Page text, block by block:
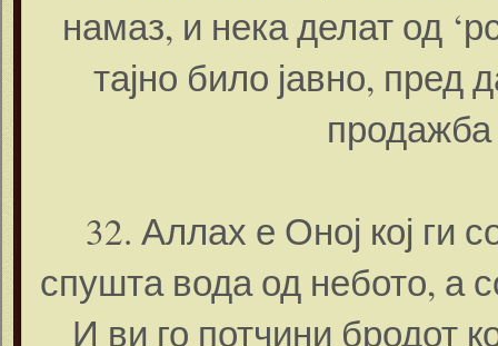
намаз, и нека делат од
тајно било јавно, пред
продажба
32. Аллах е Оној кој ги
спушта вода од небото, а
И ви го потчини бродот